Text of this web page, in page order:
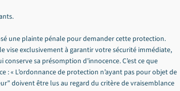
une plainte pénale pour demander cette protection.
vise exclusivement à garantir votre sécurité immédiate,
sa présomption d’innocence. C’est ce que
« L’ordonnance de protection n’ayant pas pour objet de
doivent être lus au regard du critère de vraisemblance